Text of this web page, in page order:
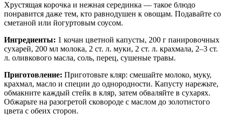
Хрустящая корочка и нежная серединка — такое блюдо
понравится даже тем, кто равнодушен к овощам. Подавайте со
сметаной или йогуртовым соусом.
Ингредиенты: 1 кочан цветной капусты, 200 г панировочных
сухарей, 200 мл молока, 2 ст. л. муки, 2 ст. л. крахмала, 2–3 ст.
л. оливкового масла, соль, перец, сушеные травы.
Приготовление: Приготовьте кляр: смешайте молоко, муку,
крахмал, масло и специи до однородности. Капусту нарежьте,
обмакните каждый стейк в кляр, затем обваляйте в сухарях.
Обжарьте на разогретой сковороде с маслом до золотистого
цвета с обеих сторон.